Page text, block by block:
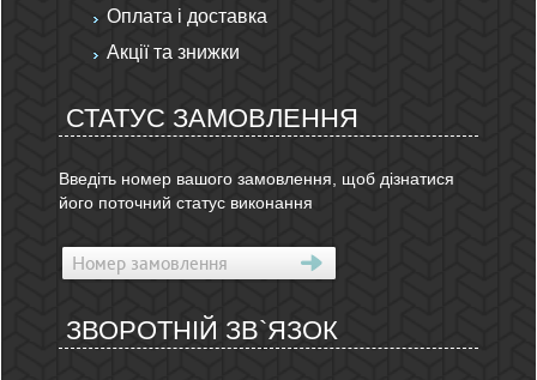
Оплата і доставка
Акції та знижки
СТАТУС ЗАМОВЛЕННЯ
Введіть номер вашого замовлення, щоб дізнатися
його поточний статус виконання
ЗВОРОТНІЙ ЗВ`ЯЗОК